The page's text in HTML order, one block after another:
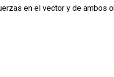
en el vector y de ambos